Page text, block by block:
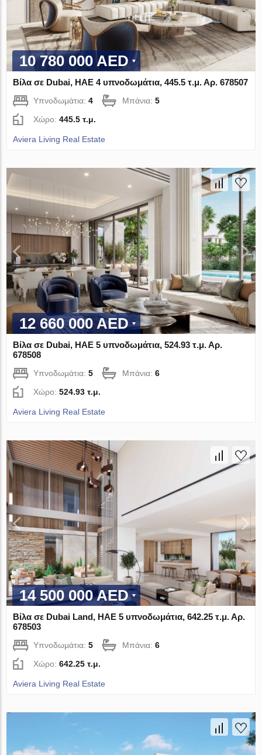
10 780 000 AED
Βίλα σε Dubai, ΗΑΕ 4 υπνοδωμάτια, 445.5 τ.μ. Αρ. 678507
Υπνοδωμάτια:4 Μπάνια:5
Χώρο:445.5 τ.μ.
Aviera Living Real Estate
12 660 000 AED
Βίλα σε Dubai, ΗΑΕ 5 υπνοδωμάτια, 524.93 τ.μ. Αρ.
678508
Υπνοδωμάτια:5 Μπάνια:6
Χώρο:524.93 τ.μ.
Aviera Living Real Estate
14 500 000 AED
Βίλα σε Dubai Land, ΗΑΕ 5 υπνοδωμάτια, 642.25 τ.μ. Αρ.
678503
Υπνοδωμάτια:5 Μπάνια:6
Χώρο:642.25 τ.μ.
Aviera Living Real Estate